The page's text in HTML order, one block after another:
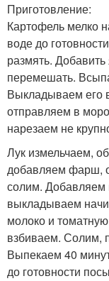
Приготовление:
Картофель мелко
воде до
размять.
перемешать.
Выкладываем его
отправляем в
нарезаем не
Лук измельчаем,
добавляем фарш,
солим. Добавляем
выкладываем
молоко и
взбиваем. Солим,
Выпекаем 40
до готовности